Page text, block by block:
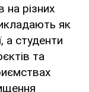
на різних
як
а студенти
та